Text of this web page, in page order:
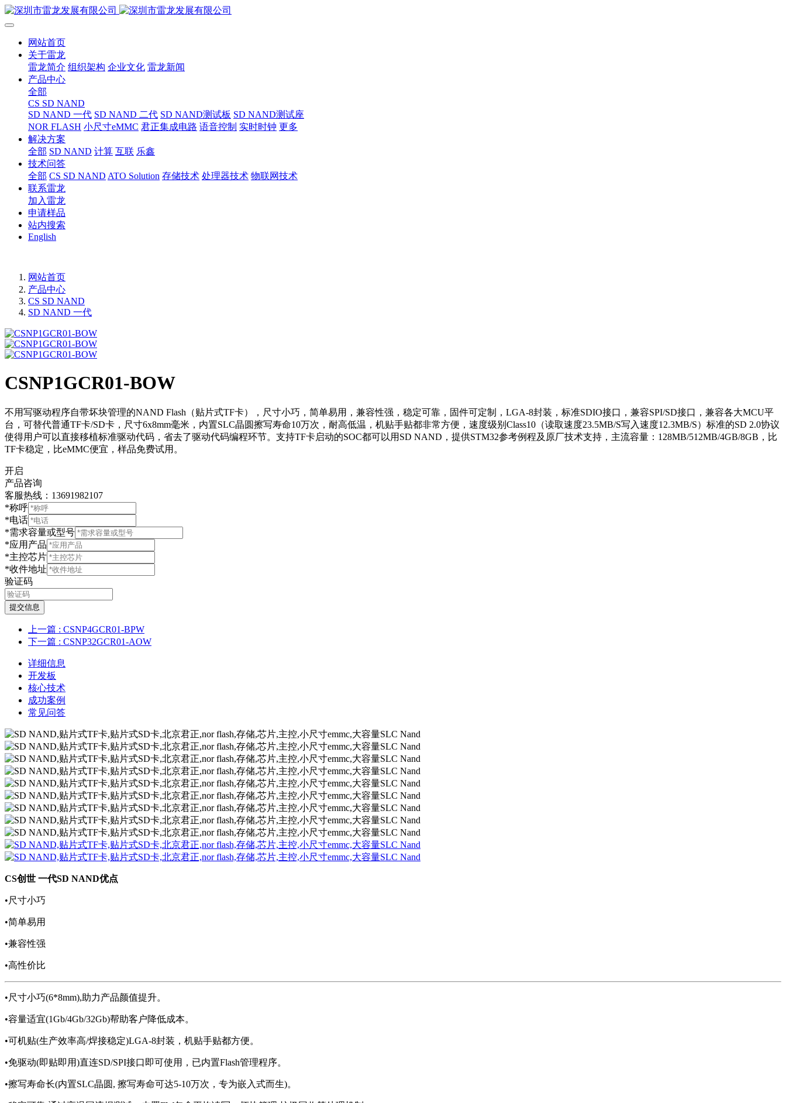
网站首页
关于雷龙
雷龙简介 组织架构 企业文化 雷龙新闻
产品中心
全部
CS SD NAND
SD NAND 一代 SD NAND 二代 SD NAND测试板 SD NAND测试座
NOR FLASH 小尺寸eMMC 君正集成电路 语音控制 实时时钟 更多
解决方案
全部 SD NAND 计算 互联 乐鑫
技术问答
全部 CS SD NAND ATO Solution 存储技术 处理器技术 物联网技术
联系雷龙
加入雷龙
申请样品
站内搜索
English
网站首页
产品中心
CS SD NAND
SD NAND 一代
CSNP1GCR01-BOW
不用写驱动程序自带坏块管理的NAND Flash（贴片式TF卡），尺寸小巧，简单易用，兼容性强，稳定可靠，固件可定制，LGA-8封装，标准SDIO接口，兼容SPI/SD接口，兼容各大MCU平
台，可替代普通TF卡/SD卡，尺寸6x8mm毫米，内置SLC晶圆擦写寿命10万次，耐高低温，机贴手贴都非常方便，速度级别Class10（读取速度23.5MB/S写入速度12.3MB/S）标准的SD 2.0协议
使得用户可以直接移植标准驱动代码，省去了驱动代码编程环节。支持TF卡启动的SOC都可以用SD NAND，提供STM32参考例程及原厂技术支持，主流容量：128MB/512MB/4GB/8GB，比
TF卡稳定，比eMMC便宜，样品免费试用。
开启
产品咨询
客服热线：13691982107
*称呼
*电话
*需求容量或型号
*应用产品
*主控芯片
*收件地址
验证码
提交信息
上一篇 : CSNP4GCR01-BPW
下一篇 : CSNP32GCR01-AOW
详细信息
开发板
核心技术
成功案例
常见问答
CS创世 一代SD NAND优点
•尺寸小巧
•简单易用
•兼容性强
•高性价比
•尺寸小巧(6*8mm),助力产品颜值提升。
•容量适宜(1Gb/4Gb/32Gb)帮助客户降低成本。
•可机贴(生产效率高/焊接稳定)LGA-8封装，机贴手贴都方便。
•免驱动(即贴即用)直连SD/SPI接口即可使用，已内置Flash管理程序。
•擦写寿命长(内置SLC晶圆, 擦写寿命可达5-10万次，专为嵌入式而生)。